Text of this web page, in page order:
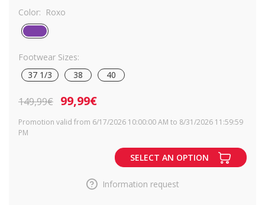
Color: Roxo
Footwear Sizes:
37 1/3
38 40
149,99€ 99,99€
Promotion valid from 6/17/2026 10:00:00 AM to 8/31/2026 11:59:59
PM
SELECT AN OPTION
Information request